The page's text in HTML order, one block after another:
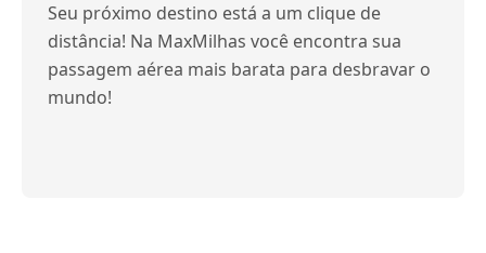
Seu próximo destino está a um clique de
distância! Na MaxMilhas você encontra sua
passagem aérea mais barata para desbravar o
mundo!